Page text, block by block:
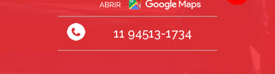
11 94513-1734